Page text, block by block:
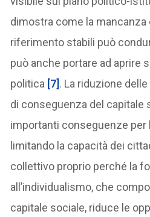
dimostra come la
riferimento stabili può
può anche portare ad aprire
politica [7]. La riduzione
di conseguenza del capitale
importanti conseguenze per
limitando la capacità dei
collettivo proprio perché la
all’individualismo, che
capitale sociale, riduce le